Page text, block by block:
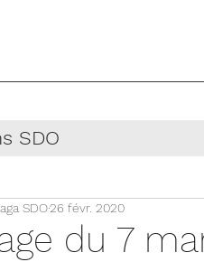
SDO
du 7
SDO26 févr. 2020